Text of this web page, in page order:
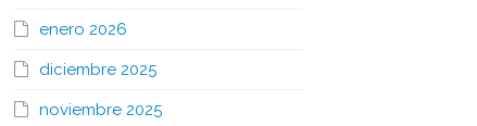
enero 2026
diciembre 2025
noviembre 2025